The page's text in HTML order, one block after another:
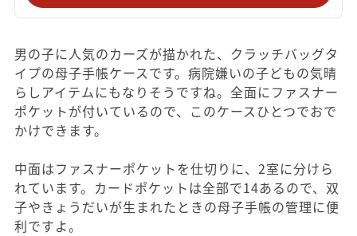
男の子に人気のカーズが描かれた、クラッチバッグタ
イプの母子手帳ケースです。病院嫌いの子どもの気晴
らしアイテムにもなりそうですね。全面にファスナー
ポケットが付いているので、このケースひとつでおで
かけできます。
中面はファスナーポケットを仕切りに、2室に分けら
れています。カードポケットは全部で14あるので、双
子やきょうだいが生まれたときの母子手帳の管理に便
利ですよ。